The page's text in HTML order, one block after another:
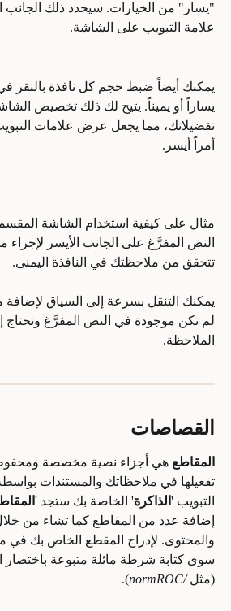
"يسار" من الخيارات. سيحدد ذلك الجانب
علامة التبويب على الشاشة.
يمكنك أيضاً ضبط حجم كل نافذة بالنقر
يساراً أو يميناً. يتيح لك ذلك تخصيص
تفضيلاتك، مما يجعل عرض علامات
أمراً أيسر.
مثال على كيفية استخدام الشاشة
النص المفرَّغ على الجانب الأيسر لإجراء
تتحقق من ملاحظتك في النافذة اليمنى.
يمكنك التنقل بسرعة إلى السياق لإضافة
لم تكن موجودة في النص المفرَّغ وتحتاج
الملاحظة.
القصاصات
المقاطع هي أجزاء نصية مخصصة
تفعيلها في ملاحظاتك والمستندات
التبويب ' الذاكرة' الخاصة بك ستجد '
إضافة عدد من المقاطع كما تشاء من
والمحتوى. لإدراج المقطع الخاص بك في
سوى كتابة شرطة مائلة متبوعة باختصار
(مثل /normROC
).